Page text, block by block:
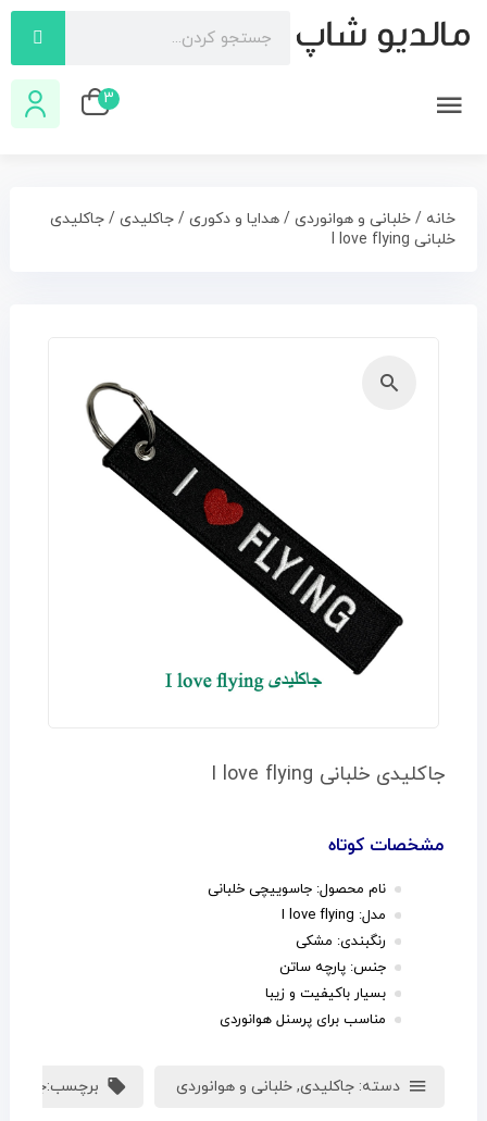
3
خانه / خلبانی و هوانوردی/ هدایا و دکوری/ جاکلیدی/ جاكليدی
خلبانی I love flying
جاكليدی خلبانی I love flying
مشخصات کوتاه
نام محصول: جاسوییچی خلبانی
مدل: I love flying
رنگبندی: مشکی
جنس: پارچه ساتن
بسيار باکیفیت و زیبا
مناسب برای پرسنل هوانوردی
دسته: جاکلیدی, خلبانی و هوانوردی برچسب: